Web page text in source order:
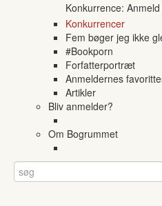
Konkurrence:
Konkurrencer
Fem bøger jeg ikke
#Bookporn
Forfatterportræt
Anmeldernes
Artikler
Bliv anmelder?
Om Bogrummet